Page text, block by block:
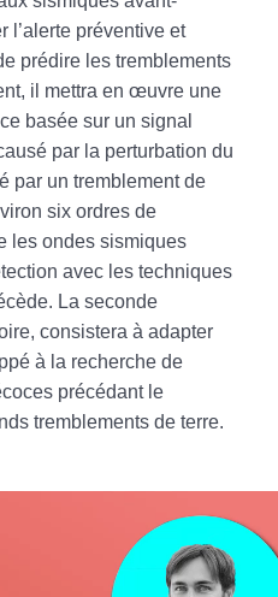
l’alerte préventive et
prédire les tremblements
il mettra en œuvre une
basée sur un signal
par la perturbation du
par un tremblement de
six ordres de
les ondes sismiques
avec les techniques
La seconde
consistera à adapter
à la recherche de
précédant le
tremblements de terre.